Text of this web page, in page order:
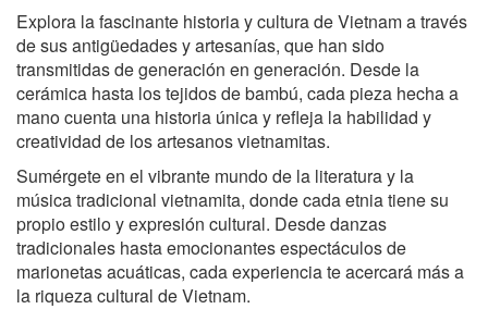
Explora la fascinante historia y cultura de Vietnam a través
de sus antigüedades y artesanías, que han sido
transmitidas de generación en generación. Desde la
cerámica hasta los tejidos de bambú, cada pieza hecha a
mano cuenta una historia única y refleja la habilidad y
creatividad de los artesanos vietnamitas.
Sumérgete en el vibrante mundo de la literatura y la
música tradicional vietnamita, donde cada etnia tiene su
propio estilo y expresión cultural. Desde danzas
tradicionales hasta emocionantes espectáculos de
marionetas acuáticas, cada experiencia te acercará más a
la riqueza cultural de Vietnam.